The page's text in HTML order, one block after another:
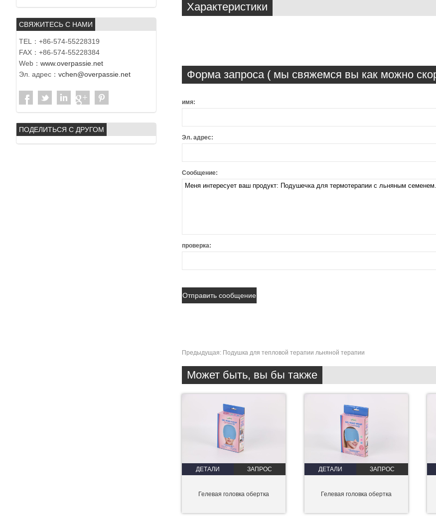
Характеристики
Форма запроса ( мы свяжемся вы как можно
имя:
Эл. адрес:
Сообщение:
проверка:
Предыдущая: Подушка для тепловой терапии льняной терапии
Может быть, вы бы также
ДЕТАЛИ ЗАПРОС
Гелевая головка обертка
ДЕТАЛИ ЗАПРОС
Гелевая головка обертка
СВЯЖИТЕСЬ С НАМИ
TEL：+86-574-55228319
FAX：+86-574-55228384
Web： www.overpassie.net
Эл. адрес： vchen@overpassie.net
ПОДЕЛИТЬСЯ С ДРУГОМ